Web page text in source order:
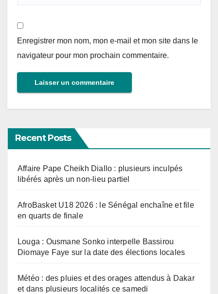
Enregistrer mon nom, mon e-mail et mon site dans le
navigateur pour mon prochain commentaire.
Recent Posts
Affaire Pape Cheikh Diallo : plusieurs inculpés
libérés après un non-lieu partiel
AfroBasket U18 2026 : le Sénégal enchaîne et file
en quarts de finale
Louga : Ousmane Sonko interpelle Bassirou
Diomaye Faye sur la date des élections locales
Météo : des pluies et des orages attendus à Dakar
et dans plusieurs localités ce samedi